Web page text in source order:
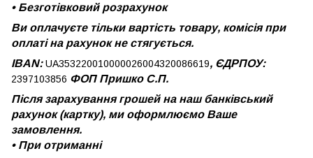
• Безготівковий розрахунок
Ви оплачуєте тільки вартість товару, комісія при
оплаті на рахунок не стягується.
IBAN:UA353220010000026004320086619, ЄДРПОУ:
2397103856 ФОП Пришко С.П.
Після зарахування грошей на наш банківський
рахунок (картку), ми оформлюємо Ваше
замовлення.
•При отриманні